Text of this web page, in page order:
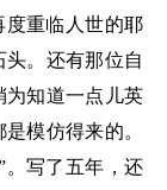
度重临人世的耶
。还有那位自
为知道一点儿英
模仿得来的。
。写了五年，还